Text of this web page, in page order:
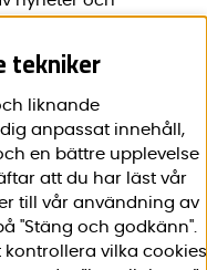
tekniker
liknande
anpassat innehåll,
en bättre upplevelse
att du har läst vår
till vår användning av
"Stäng och godkänn".
kontrollera vilka cookies